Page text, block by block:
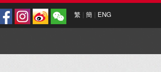
繁 | 簡 | ENG